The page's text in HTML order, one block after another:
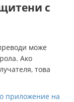
с
може
Ако
това
приложение на